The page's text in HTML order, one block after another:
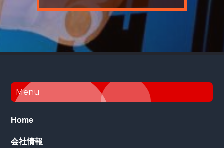
Footer
Menu
Home
会社情報